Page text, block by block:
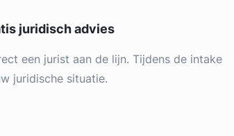
juridisch advies
een jurist aan de lijn. Tijdens de intake
juridische situatie.